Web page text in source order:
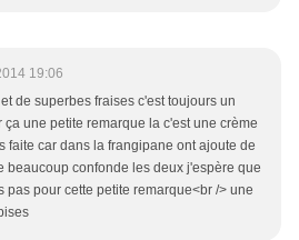
19:06
de superbes fraises c'est toujours un
une petite remarque la c'est une crème
faite car dans la frangipane ont ajoute de
beaucoup confonde les deux j'espère que
pas pour cette petite remarque<br /> une